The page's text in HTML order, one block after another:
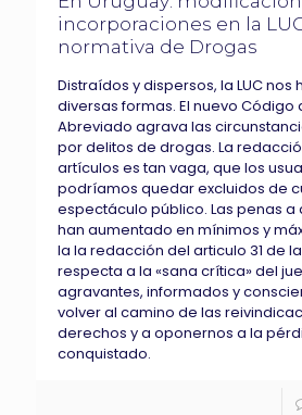
incorporaciones en la
normativa de Drogas
Distraídos y dispersos, la LUC
diversas formas. El nuevo
Abreviado agrava las
por delitos de drogas. La
artículos es tan vaga, que los
podríamos quedar excluidos de
espectáculo público. Las penas
han aumentado en mínimos y
la la redacción del articulo 31 de
respecta a la «sana crítica» del
agravantes, informados y
volver al camino de las
derechos y a oponernos a la
conquistado.